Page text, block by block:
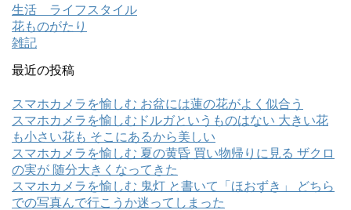
生活 ライフスタイル
花ものがたり
雑記
最近の投稿
スマホカメラを愉しむ お盆には蓮の花がよく似合う
スマホカメラを愉しむドルガというものはない 大きい花
も小さい花も そこにあるから美しい
スマホカメラを愉しむ 夏の黄昏 買い物帰りに見る ザクロ
の実が 随分大きくなってきた
スマホカメラを愉しむ 鬼灯 と書いて「ほおずき」 どちら
での写真んで行こうか迷ってしまった